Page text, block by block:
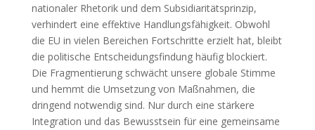
nationaler Rhetorik und dem Subsidiaritätsprinzip,
verhindert eine effektive Handlungsfähigkeit. Obwohl
die EU in vielen Bereichen Fortschritte erzielt hat, bleibt
die politische Entscheidungsfindung häufig blockiert.
Die Fragmentierung schwächt unsere globale Stimme
und hemmt die Umsetzung von Maßnahmen, die
dringend notwendig sind. Nur durch eine stärkere
Integration und das Bewusstsein für eine gemeinsame